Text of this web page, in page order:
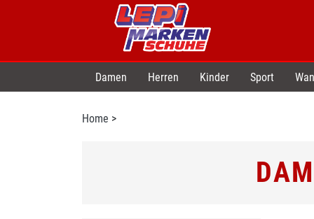
Damen Herren Kinder Sport
Home >